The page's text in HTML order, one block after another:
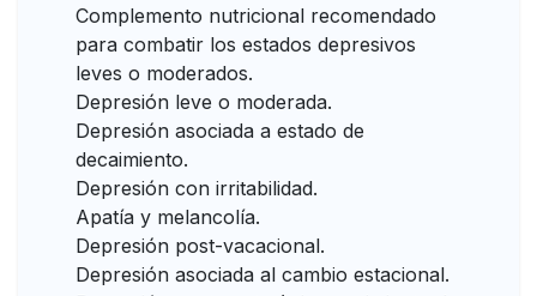
Complemento nutricional recomendado
para combatir los estados depresivos
leves o moderados.
Depresión leve o moderada.
Depresión asociada a estado de
decaimiento.
Depresión con irritabilidad.
Apatía y melancolía.
Depresión post-vacacional.
Depresión asociada al cambio estacional.